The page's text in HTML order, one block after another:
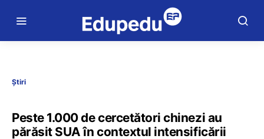
Știri
Peste 1.000 de cercetători chinezi au
părăsit SUA în contextul intensificării